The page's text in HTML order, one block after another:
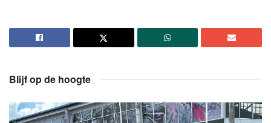
Blijf op de hoogte